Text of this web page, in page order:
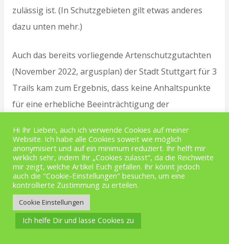
zulässig ist. (In Schutzgebieten gilt etwas anderes
dazu unten mehr.)
Auch das bereits vorliegende Artenschutzgutachten
(November 2022, argusplan) der Stadt Stuttgart für 3
Trails kam zum Ergebnis, dass keine Anhaltspunkte
für eine erhebliche Beeinträchtigung der
(z.B. heimische Brutvogelarten, Mauereidechse,
Fledermausarten, Erdkröte, Grasfrosch,
Blindschleiche) vorliegt.
Es sagte sogar im Ergebnis, dass bei den Reptilien
und Amphibien auch bei einer Legalisierung mit
Nutzungssteigerung das Überfahrtsrisiko weiterhin
Hi Ihr Lieben, auch ich verwende Cookies auf meiner
Website. Ich habe alle Cookies soweit wie möglich
anonymisiert und auf ein minimum reduziert. Ihr helft mir
wirklich sehr, indem Ihr „Cookies zulasst“, da die Reichweite
mir zeigt, welche Artikel Euch gefallen. Ihr könnt jedoch
auch die "Cookie-Einstellungen" besuchen, um eine
kontrollierte Zustimmung zu erteilen.
Cookie Einstellungen
Ich helfe Dir und lasse Cookies zu